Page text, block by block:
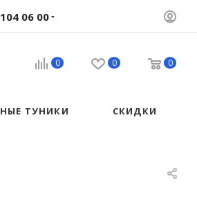
06 00
0 0 0
ТУНИКИ СКИДКИ